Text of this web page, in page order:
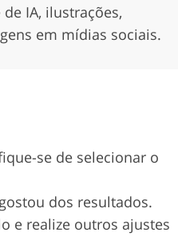
IA, ilustrações,
em mídias sociais.
se de selecionar o
dos resultados.
e realize outros ajustes